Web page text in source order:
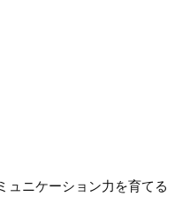
ュニケーション力を育てる